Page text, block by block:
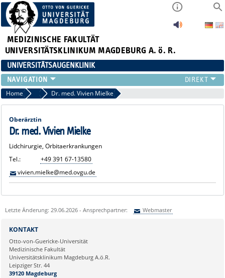
MEDIZINISCHE FAKULTÄT
UNIVERSITÄTSKLINIKUM MAGDEBURG A. ö. R.
UNIVERSITÄTSAUGENKLINIK
AKTUELLES
KLINIK
TEAM
FORSCHUNG
LEHRE
Home Ärztliche Mitarbeiterinnen und Mitarbeiter
Dr. med. Vivien Mielke
Oberärztin
Dr. med. Vivien Mielke
Lidchirurgie, Orbitaerkrankungen
Tel.:
+49 391 67-13580
vivien.mielke@med.ovgu.de
Letzte Änderung: 29.06.2026 - Ansprechpartner: Webmaster
Ihre E-Mailadresse:
Ihr Anliegen:
KONTAKT
Otto-von-Guericke-Universität
Medizinische Fakultät
Universitätsklinikum Magdeburg A.ö.R.
Leipziger Str. 44
39120 Magdeburg